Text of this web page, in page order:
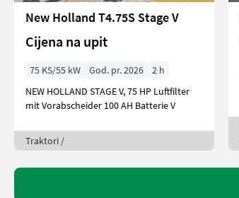
New Holland T4.75S Stage V
Cijena na upit
75 KS/55 kW God. pr. 2026
2 h
NEW HOLLAND STAGE V, 75 HP Luftfilter
mit Vorabscheider 100 AH Batterie V
Traktori /